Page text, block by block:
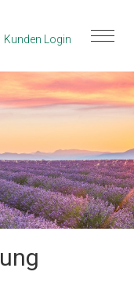
Kunden Login